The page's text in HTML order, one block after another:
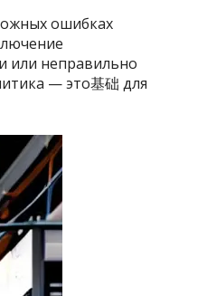
ошибках
или неправильно
— это基础 для